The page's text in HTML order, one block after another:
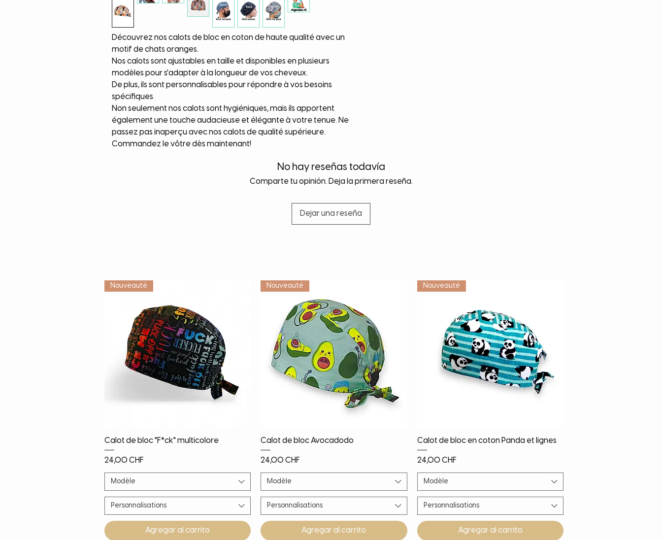
Découvrez nos calots de bloc en coton de haute qualité avec un
motif de chats oranges.
Nos calots sont ajustables en taille et disponibles en plusieurs
modèles pour s'adapter à la longueur de vos cheveux.
De plus, ils sont personnalisables pour répondre à vos besoins
spécifiques.
Non seulement nos calots sont hygiéniques, mais ils apportent
également une touche audacieuse et élégante à votre tenue. Ne
passez pas inaperçu avec nos calots de qualité supérieure.
Commandez le vôtre dès maintenant!
No hay reseñas todavía
Comparte tu opinión. Deja la primera reseña.
Dejar una reseña
Vista rápida
Nouveauté
Calot de bloc "F*ck" multicolore
Precio
24,00 CHF
Modèle
Personnalisations
Agregar al carrito
Vista rápida
Nouveauté
Calot de bloc Avocadodo
Precio
24,00 CHF
Modèle
Personnalisations
Agregar al carrito
Vista rápida
Nouveauté
Calot de bloc en coton Panda et lignes
Precio
24,00 CHF
Modèle
Personnalisations
Agregar al carrito